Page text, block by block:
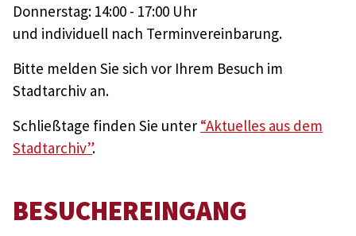
Donnerstag: 14:00 - 17:00 Uhr
und individuell nach Terminvereinbarung.
Bitte melden Sie sich vor Ihrem Besuch im
Stadtarchiv an.
Schließtage finden Sie unter “Aktuelles aus dem
Stadtarchiv”.
BESUCHEREINGANG